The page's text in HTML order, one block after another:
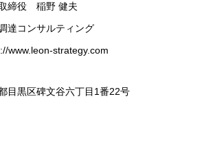
役 稲野 健夫
コンサルティング
www.leon-strategy.com
区碑文谷六丁目1番22号